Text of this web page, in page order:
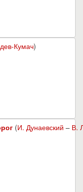
Кумач)
(И. Дунаевский – В.